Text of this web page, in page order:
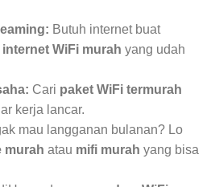
Butuh internet buat
internet WiFi murah yang udah
Cari paket WiFi termurah
kerja lancar.
mau langganan bulanan? Lo
murah atau mifi murah yang bisa